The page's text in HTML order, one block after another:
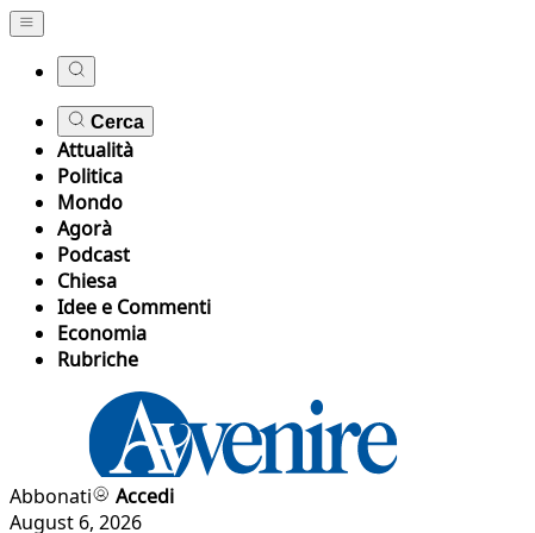
Cerca
Attualità
Politica
Mondo
Agorà
Podcast
Chiesa
Idee e Commenti
Economia
Rubriche
Abbonati
Accedi
August 6, 2026